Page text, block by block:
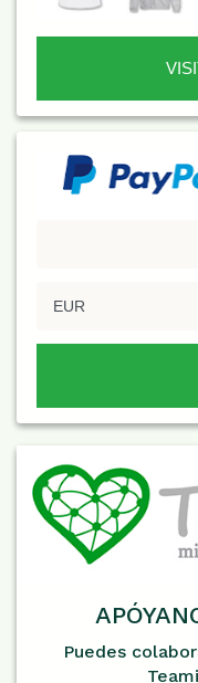
Puedes